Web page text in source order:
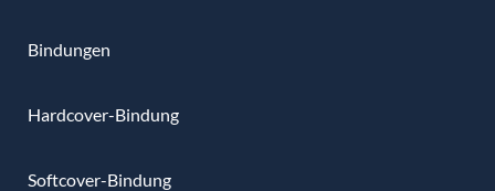
Bindungen
Hardcover-Bindung
Softcover-Bindung